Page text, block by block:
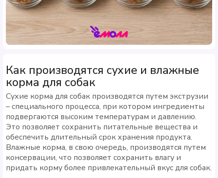
Как производятся сухие и влажные
корма для собак
Сухие корма для собак производятся путем экструзии
– специального процесса, при котором ингредиенты
подвергаются высоким температурам и давлению.
Это позволяет сохранить питательные вещества и
обеспечить длительный срок хранения продукта.
Влажные корма, в свою очередь, производятся путем
консервации, что позволяет сохранить влагу и
придать корму более привлекательный вкус для собак.